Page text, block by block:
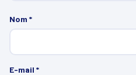
Nom *
E-mail *